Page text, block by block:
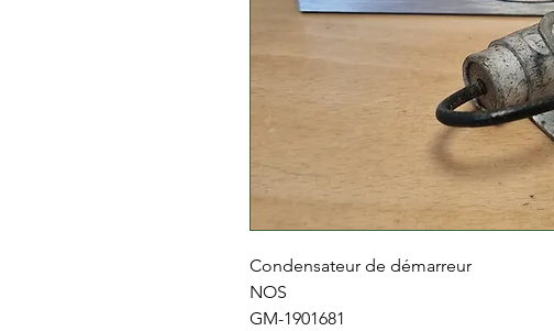
Condensateur de démarreur
NOS
GM-1901681